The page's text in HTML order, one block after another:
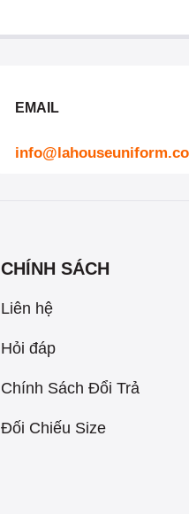
EMAIL
CHÍNH SÁCH
Liên hệ
Hỏi đáp
Chính Sách Đổi Trả
Đối Chiếu Size